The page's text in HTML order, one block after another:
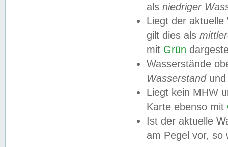
als niedriger
Liegt der
gilt dies als
mit Grün
Wasserstände
Wasserstandund
Liegt kein MHW
Karte ebenso mit
Ist der aktuelle
am Pegel vor,